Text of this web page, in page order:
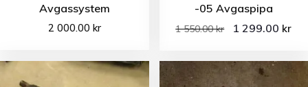
Avgassystem
2 000.00 kr
-05 Avgaspipa
1 550.00kr 1 299.00 kr